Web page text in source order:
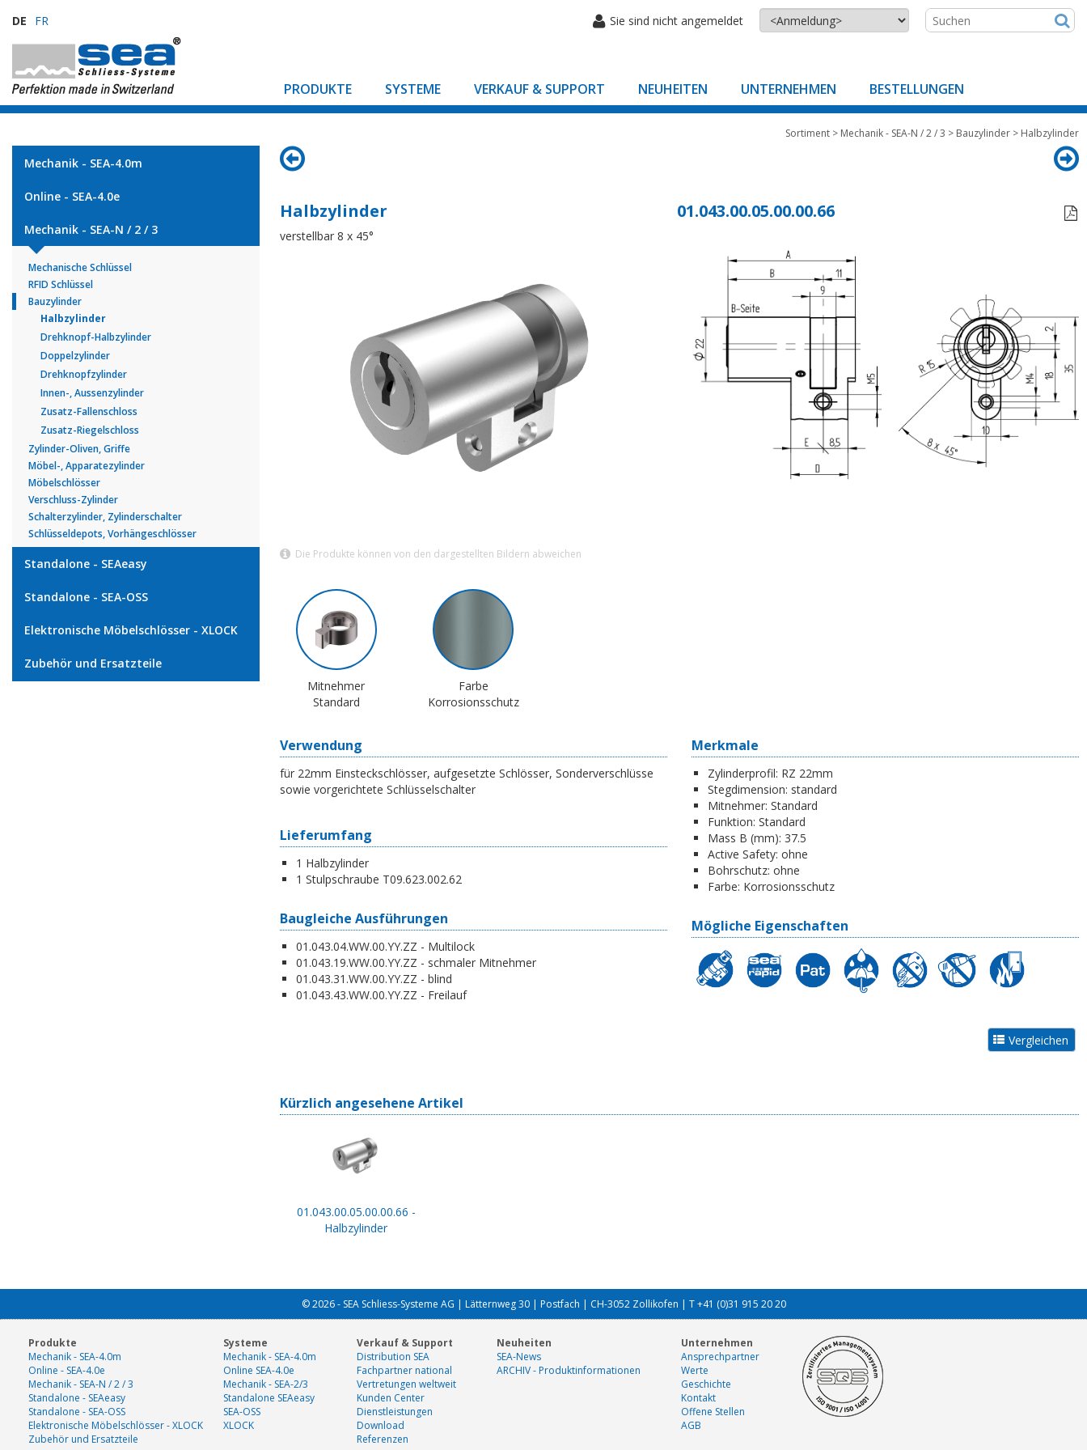
DE FR Sie sind nicht angemeldet
PRODUKTE SYSTEME VERKAUF & SUPPORT NEUHEITEN UNTERNEHMEN BESTELLUNGEN
Mechanik - SEA-4.0m
Online - SEA-4.0e
Mechanik - SEA-N / 2 / 3
Mechanische Schlüssel
RFID Schlüssel
Bauzylinder
Halbzylinder
Drehknopf-Halbzylinder
Doppelzylinder
Drehknopfzylinder
Innen-, Aussenzylinder
Zusatz-Fallenschloss
Zusatz-Riegelschloss
Zylinder-Oliven, Griffe
Möbel-, Apparatezylinder
Möbelschlösser
Verschluss-Zylinder
Schalterzylinder, Zylinderschalter
Schlüsseldepots, Vorhängeschlösser
Standalone - SEAeasy
Standalone - SEA-OSS
Elektronische Möbelschlösser - XLOCK
Zubehör und Ersatzteile
Sortiment > Mechanik - SEA-N / 2 / 3 > Bauzylinder > Halbzylinder
Halbzylinder 01.043.00.05.00.00.66

verstellbar 8 x 45°
Die Produkte können von den dargestellten Bildern abweichen
Mitnehmer
Standard
Farbe
Korrosionsschutz
Verwendung
für 22mm Einsteckschlösser, aufgesetzte Schlösser, Sonderverschlüsse
sowie vorgerichtete Schlüsselschalter
Lieferumfang
1 Halbzylinder
1 Stulpschraube T09.623.002.62
Baugleiche Ausführungen
01.043.04.WW.00.YY.ZZ - Multilock
01.043.19.WW.00.YY.ZZ - schmaler Mitnehmer
01.043.31.WW.00.YY.ZZ - blind
01.043.43.WW.00.YY.ZZ - Freilauf
Merkmale
Zylinderprofil: RZ 22mm
Stegdimension: standard
Mitnehmer: Standard
Funktion: Standard
Mass B (mm): 37.5
Active Safety: ohne
Bohrschutz: ohne
Farbe: Korrosionsschutz
Mögliche Eigenschaften
Kürzlich angesehene Artikel
01.043.00.05.00.00.66 -
Halbzylinder
© 2026 - SEA Schliess-Systeme AG | Lätternweg 30 | Postfach | CH-3052 Zollikofen | T +41 (0)31 915 20 20
Produkte
Mechanik - SEA-4.0m
Online - SEA-4.0e
Mechanik - SEA-N / 2 / 3
Standalone - SEAeasy
Standalone - SEA-OSS
Elektronische Möbelschlösser - XLOCK
Zubehör und Ersatzteile
Systeme
Mechanik - SEA-4.0m
Online SEA-4.0e
Mechanik - SEA-2/3
Standalone SEAeasy
SEA-OSS
XLOCK
Verkauf & Support
Distribution SEA
Fachpartner national
Vertretungen weltweit
Kunden Center
Dienstleistungen
Download
Referenzen
Neuheiten
SEA-News
ARCHIV - Produktinformationen
Unternehmen
Ansprechpartner
Werte
Geschichte
Kontakt
Offene Stellen
AGB